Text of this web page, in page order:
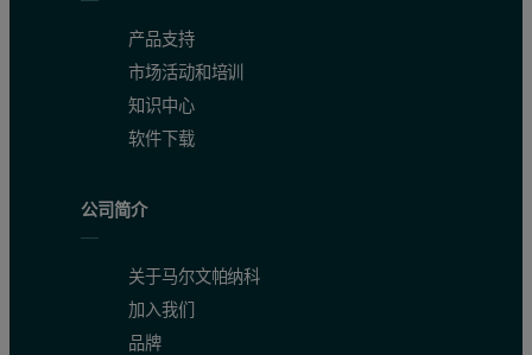
产品支持
市场活动和培训
知识中心
软件下载
公司简介
关于马尔文帕纳科
加入我们
品牌